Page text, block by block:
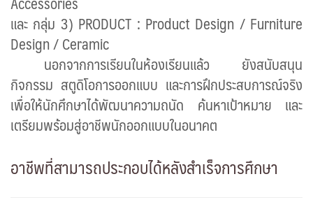
และ กลุ่ม 3) PRODUCT : Product Design / Furniture
Design / Ceramic
นอกจากการเรียนในห้องเรียนแล้ว ยังสนับสนุน
กิจกรรม สตูดิโอการออกแบบ และการฝึกประสบการณ์จริง
เพื่อให้นักศึกษาได้พัฒนาความถนัด ค้นหาเป้าหมาย และ
เตรียมพร้อมสู่อาชีพนักออกแบบในอนาคต
อาชีพที่สามารถประกอบได้หลังสำเร็จการศึกษา